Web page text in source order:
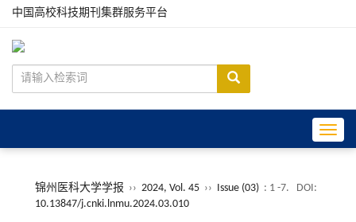
中国高校科技期刊集群服务平台
锦州医科大学学报 ›› 2024, Vol. 45 ›› Issue (03) : 1 -7.
DOI:
10.13847/j.cnki.lnmu.2024.03.010